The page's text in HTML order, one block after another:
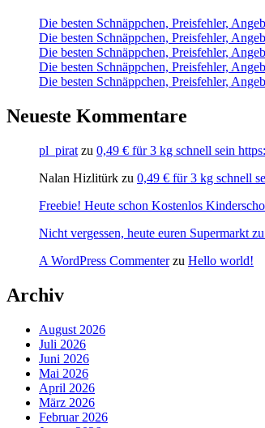
Die besten Schnäppchen, Preisfehler,
Die besten Schnäppchen, Preisfehler,
Die besten Schnäppchen, Preisfehler,
Die besten Schnäppchen, Preisfehler,
Die besten Schnäppchen, Preisfehler,
Neueste Kommentare
pl_pirat zu 0,49 € für 3 kg schnell sein
Nalan Hizlitürk zu 0,49 € für 3 kg schnell
Freebie! Heute schon Kostenlos
Nicht vergessen, heute euren Supermarkt
A WordPress Commenterzu Hello world!
Archiv
August 2026
Juli 2026
Juni 2026
Mai 2026
April 2026
März 2026
Februar 2026